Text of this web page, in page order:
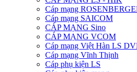
Cáp mạng
Cáp mạng SAICOM
CÁP MẠNG Sino
CÁP MẠNG VCOM
Cáp mạng Việt Hàn LS
Cáp mạng Vĩnh Thịnh
Cáp phụ kiện LS